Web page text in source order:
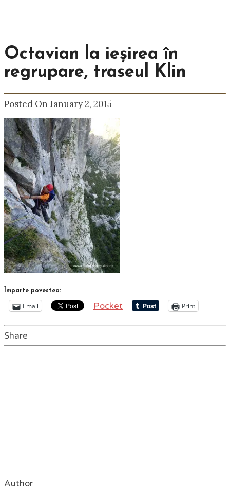
Octavian la ieșirea în
regrupare, traseul Klin
Posted On January 2, 2015
Împarte povestea:
Email Pocket Print
Share
Author